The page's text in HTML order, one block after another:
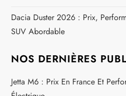
a
r
t
i
Dacia Duster 2026 : Prix,
SUV Abordable
NOS DERNIÈRES
Jetta M6 : Prix En France Et